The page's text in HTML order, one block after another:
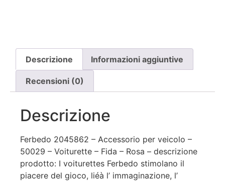
Descrizione Informazioni aggiuntive
Recensioni (0)
Descrizione
Ferbedo 2045862 – Accessorio per veicolo –
50029 – Voiturette – Fida – Rosa – descrizione
prodotto: I voiturettes Ferbedo stimolano il
piacere del gioco, liéà l’ immaginazione, l’